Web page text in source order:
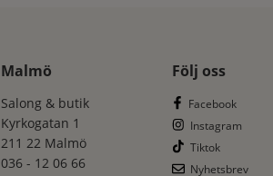
Malmö
Salong & butik
Kyrkogatan 1
211 22 Malmö
036 - 12 06 66
Följ oss
Facebook
Instagram
Tiktok
Nyhetsbrev